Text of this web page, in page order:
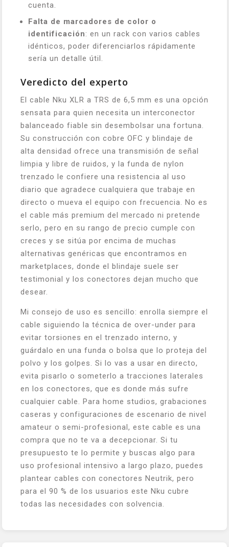
cuenta.
Falta de marcadores de color o
identificación: en un rack con varios cables
idénticos, poder diferenciarlos rápidamente
sería un detalle útil.
Veredicto del experto
El cable Nku XLR a TRS de 6,5 mm es una opción
sensata para quien necesita un interconector
balanceado fiable sin desembolsar una fortuna.
Su construcción con cobre OFC y blindaje de
alta densidad ofrece una transmisión de señal
limpia y libre de ruidos, y la funda de nylon
trenzado le confiere una resistencia al uso
diario que agradece cualquiera que trabaje en
directo o mueva el equipo con frecuencia. No es
el cable más premium del mercado ni pretende
serlo, pero en su rango de precio cumple con
creces y se sitúa por encima de muchas
alternativas genéricas que encontramos en
marketplaces, donde el blindaje suele ser
testimonial y los conectores dejan mucho que
desear.
Mi consejo de uso es sencillo: enrolla siempre el
cable siguiendo la técnica de over-under para
evitar torsiones en el trenzado interno, y
guárdalo en una funda o bolsa que lo proteja del
polvo y los golpes. Si lo vas a usar en directo,
evita pisarlo o someterlo a tracciones laterales
en los conectores, que es donde más sufre
cualquier cable. Para home studios, grabaciones
caseras y configuraciones de escenario de nivel
amateur o semi-profesional, este cable es una
compra que no te va a decepcionar. Si tu
presupuesto te lo permite y buscas algo para
uso profesional intensivo a largo plazo, puedes
plantear cables con conectores Neutrik, pero
para el 90 % de los usuarios este Nku cubre
todas las necesidades con solvencia.